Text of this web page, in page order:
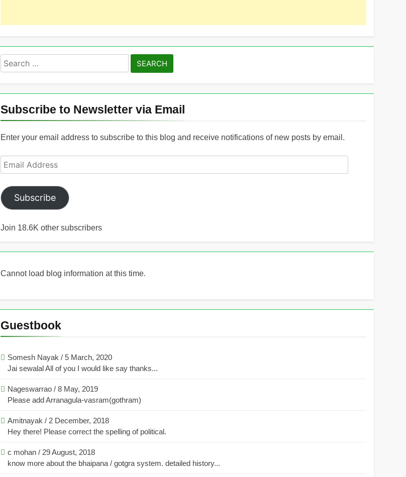
Search
for:
Subscribe to Newsletter via Email
Enter your email address to subscribe to this blog and receive notifications of new posts by email.
Email
Address
Subscribe
Join 18.6K other subscribers
Cannot load blog information at this time.
Guestbook
Somesh Nayak / 5 March, 2020
Jai sewalal All of you I would like say thanks...
Nageswarrao / 8 May, 2019
Please add Arranagula-vasram(gothram)
Amitnayak / 2 December, 2018
Hey there! Please correct the spelling of political.
c mohan / 29 August, 2018
know more about the bhaipana / gotgra system. detailed history...